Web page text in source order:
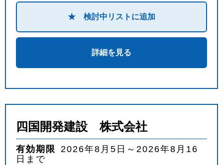
★ 検討中リストに追加
詳細を見る
四国開発建設 株式会社
有効期限 2026年8月5日～2026年8月16
日まで